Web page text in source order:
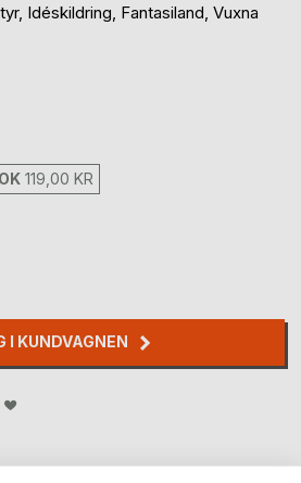
Idéskildring, Fantasiland, Vuxna
119,00 KR
I KUNDVAGNEN